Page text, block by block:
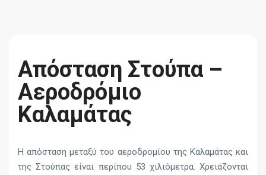
Απόσταση Στούπα –
Αεροδρόμιο
Καλαμάτας
Η απόσταση μεταξύ του αεροδρομίου της Καλαμάτας και
της Στούπας είναι περίπου 53 χιλιόμετρα. Χρειάζονται